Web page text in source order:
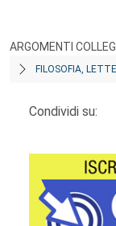
ARGOMENTI
FILOSOFIA,
Condividi su: